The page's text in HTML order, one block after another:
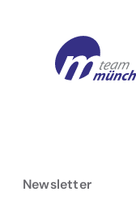
Newsletter